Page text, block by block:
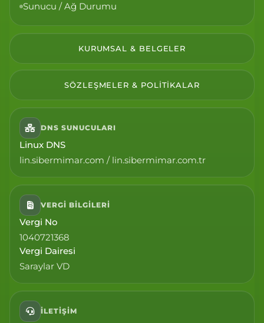
Sunucu / Ağ Durumu
KURUMSAL & BELGELER
SÖZLEŞMELER & POLITIKALAR
DNS SUNUCULARI
Linux DNS
lin.sibermimar.com / lin.sibermimar.com.tr
VERGI BILGILERI
Vergi No
1040721368
Vergi Dairesi
Saraylar VD
İLETIŞIM